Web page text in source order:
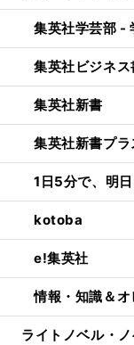
集英社学芸部 -
集英社ビジネス
集英社新書
集英社新書プ
1日5分で、明
kotoba
e!集英社
情報・知識＆
ライトノベル・